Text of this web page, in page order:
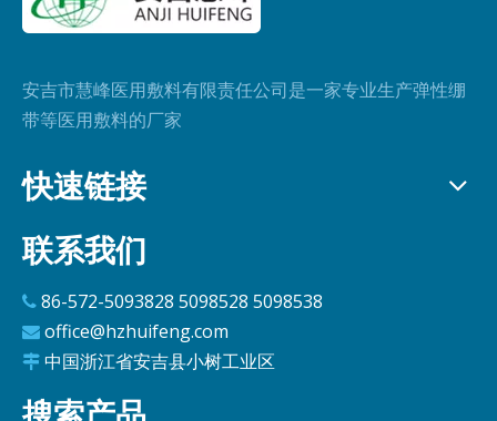
安吉市慧峰医用敷料有限责任公司是一家专业生产弹性绷
带等医用敷料的厂家
快速链接
联系我们
 86-572-5093828 5098528 5098538
 office@hzhuifeng.com
 中国浙江省安吉县小树工业区